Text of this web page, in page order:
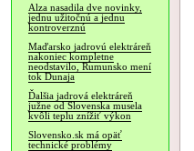
Alza nasadila dve novinky,
jednu užitočnú a jednu
kontroverznú
Maďarsko jadrovú elektráreň
nakoniec kompletne
neodstavilo, Rumunsko mení
tok Dunaja
Ďalšia jadrová elektráreň
južne od Slovenska musela
kvôli teplu znížiť výkon
Slovensko.sk má opäť
technické problémy